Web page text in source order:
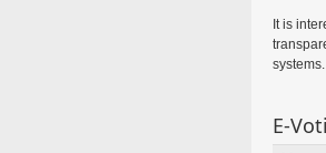
It is
systems.
E-